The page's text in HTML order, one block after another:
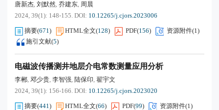
唐新杰, 刘默然, 乔建东, 周晨
2024, 39(1): 148-155. DOI: 10.12265/j.cjors.2023006
摘要(671) HTML全文(128) PDF(156) 资源附件(1)
施引文献(5)
电磁波传播测井地层介电常数测量应用分析
李郴, 邓少贵, 李智强, 陆保印, 翟宇文
2024, 39(1): 156-166. DOI: 10.12265/j.cjors.2023020
摘要(441) HTML全文(66) PDF(99) 资源附件(1)